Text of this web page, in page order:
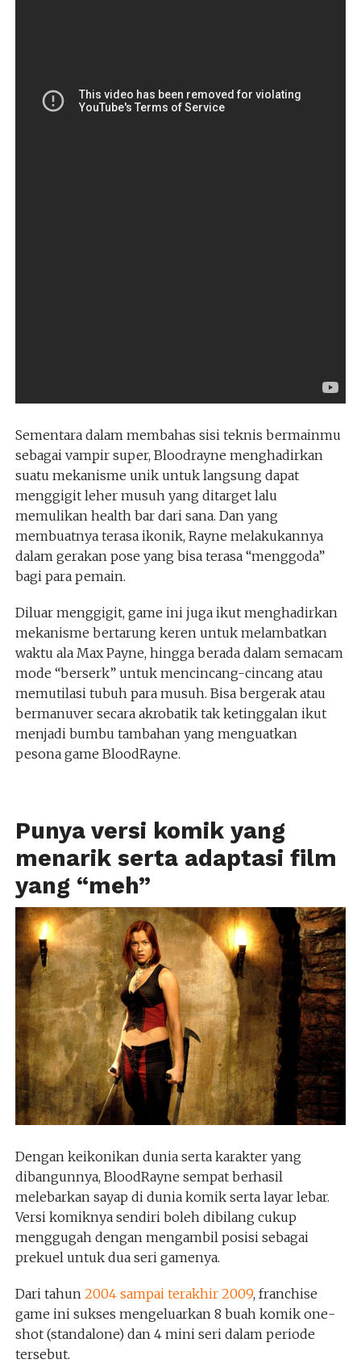
Sementara dalam membahas sisi teknis bermainmu
sebagai vampir super, Bloodrayne menghadirkan
suatu mekanisme unik untuk langsung dapat
menggigit leher musuh yang ditarget lalu
memulikan health bar dari sana. Dan yang
membuatnya terasa ikonik, Rayne melakukannya
dalam gerakan pose yang bisa terasa “menggoda”
bagi para pemain.
Diluar menggigit, game ini juga ikut menghadirkan
mekanisme bertarung keren untuk melambatkan
waktu ala Max Payne, hingga berada dalam semacam
mode “berserk” untuk mencincang-cincang atau
memutilasi tubuh para musuh. Bisa bergerak atau
bermanuver secara akrobatik tak ketinggalan ikut
menjadi bumbu tambahan yang menguatkan
pesona game BloodRayne.
Punya versi komik yang
menarik serta adaptasi film
yang “meh”
Dengan keikonikan dunia serta karakter yang
dibangunnya, BloodRayne sempat berhasil
melebarkan sayap di dunia komik serta layar lebar.
Versi komiknya sendiri boleh dibilang cukup
menggugah dengan mengambil posisi sebagai
prekuel untuk dua seri gamenya.
Dari tahun 2004 sampai terakhir 2009, franchise
game ini sukses mengeluarkan 8 buah komik one-
shot (standalone) dan 4 mini seri dalam periode
tersebut.